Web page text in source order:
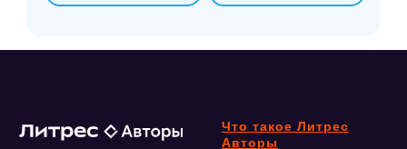
Что такое Литрес
Авторы